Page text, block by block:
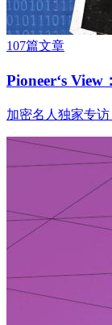
107篇文章
Pioneer‘s
加密名人独家专